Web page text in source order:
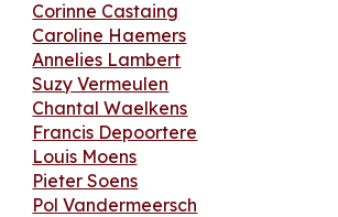
Corinne Castaing
Caroline Haemers
Annelies Lambert
Suzy Vermeulen
Chantal Waelkens
Francis Depoortere
Louis Moens
Pieter Soens
Pol Vandermeersch